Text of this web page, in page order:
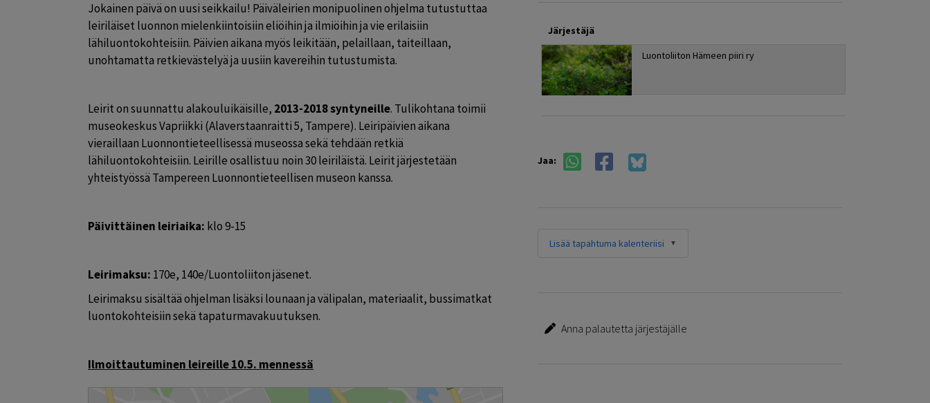
Jokainen päivä on uusi seikkailu! Päiväleirien monipuolinen ohjelma tutustuttaa
leiriläiset luonnon mielenkiintoisiin eliöihin ja ilmiöihin ja vie erilaisiin
lähiluontokohteisiin. Päivien aikana myös leikitään, pelaillaan, taiteillaan,
unohtamatta retkievästelyä ja uusiin kavereihin tutustumista.
Leirit on suunnattu alakouluikäisille, 2013-2018 syntyneille. Tulikohtana toimii
museokeskus Vapriikki (Alaverstaanraitti 5, Tampere). Leiripäivien aikana
vieraillaan Luonnontieteellisessä museossa sekä tehdään retkiä
lähiluontokohteisiin. Leirille osallistuu noin 30 leiriläistä. Leirit järjestetään
yhteistyössä Tampereen Luonnontieteellisen museon kanssa.
Päivittäinen leiriaika: klo 9-15
Leirimaksu: 170e, 140e/Luontoliiton jäsenet.
Leirimaksu sisältää ohjelman lisäksi lounaan ja välipalan, materiaalit, bussimatkat
luontokohteisiin sekä tapaturmavakuutuksen.
Ilmoittautuminen leireille 10.5. mennessä
Järjestäjä
Luontoliiton Hämeen piiri ry
Jaa:
Lisää tapahtuma kalenteriisi
Anna palautetta järjestäjälle